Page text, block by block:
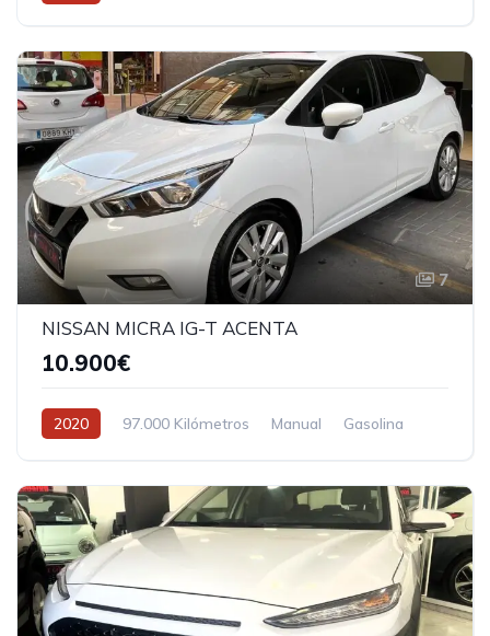
7
NISSAN MICRA IG-T ACENTA
10.900€
2020 97.000 Kilómetros Manual Gasolina